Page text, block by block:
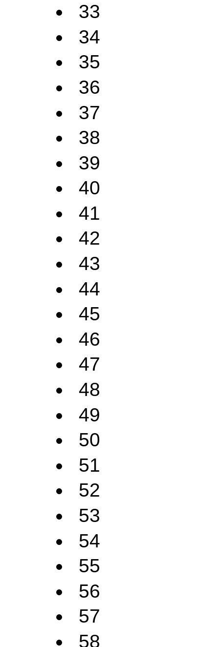
33
34
35
36
37
38
39
40
41
42
43
44
45
46
47
48
49
50
51
52
53
54
55
56
57
58